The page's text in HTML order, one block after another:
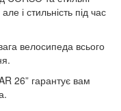
і стильність під час
велосипеда всього
26” гарантує вам